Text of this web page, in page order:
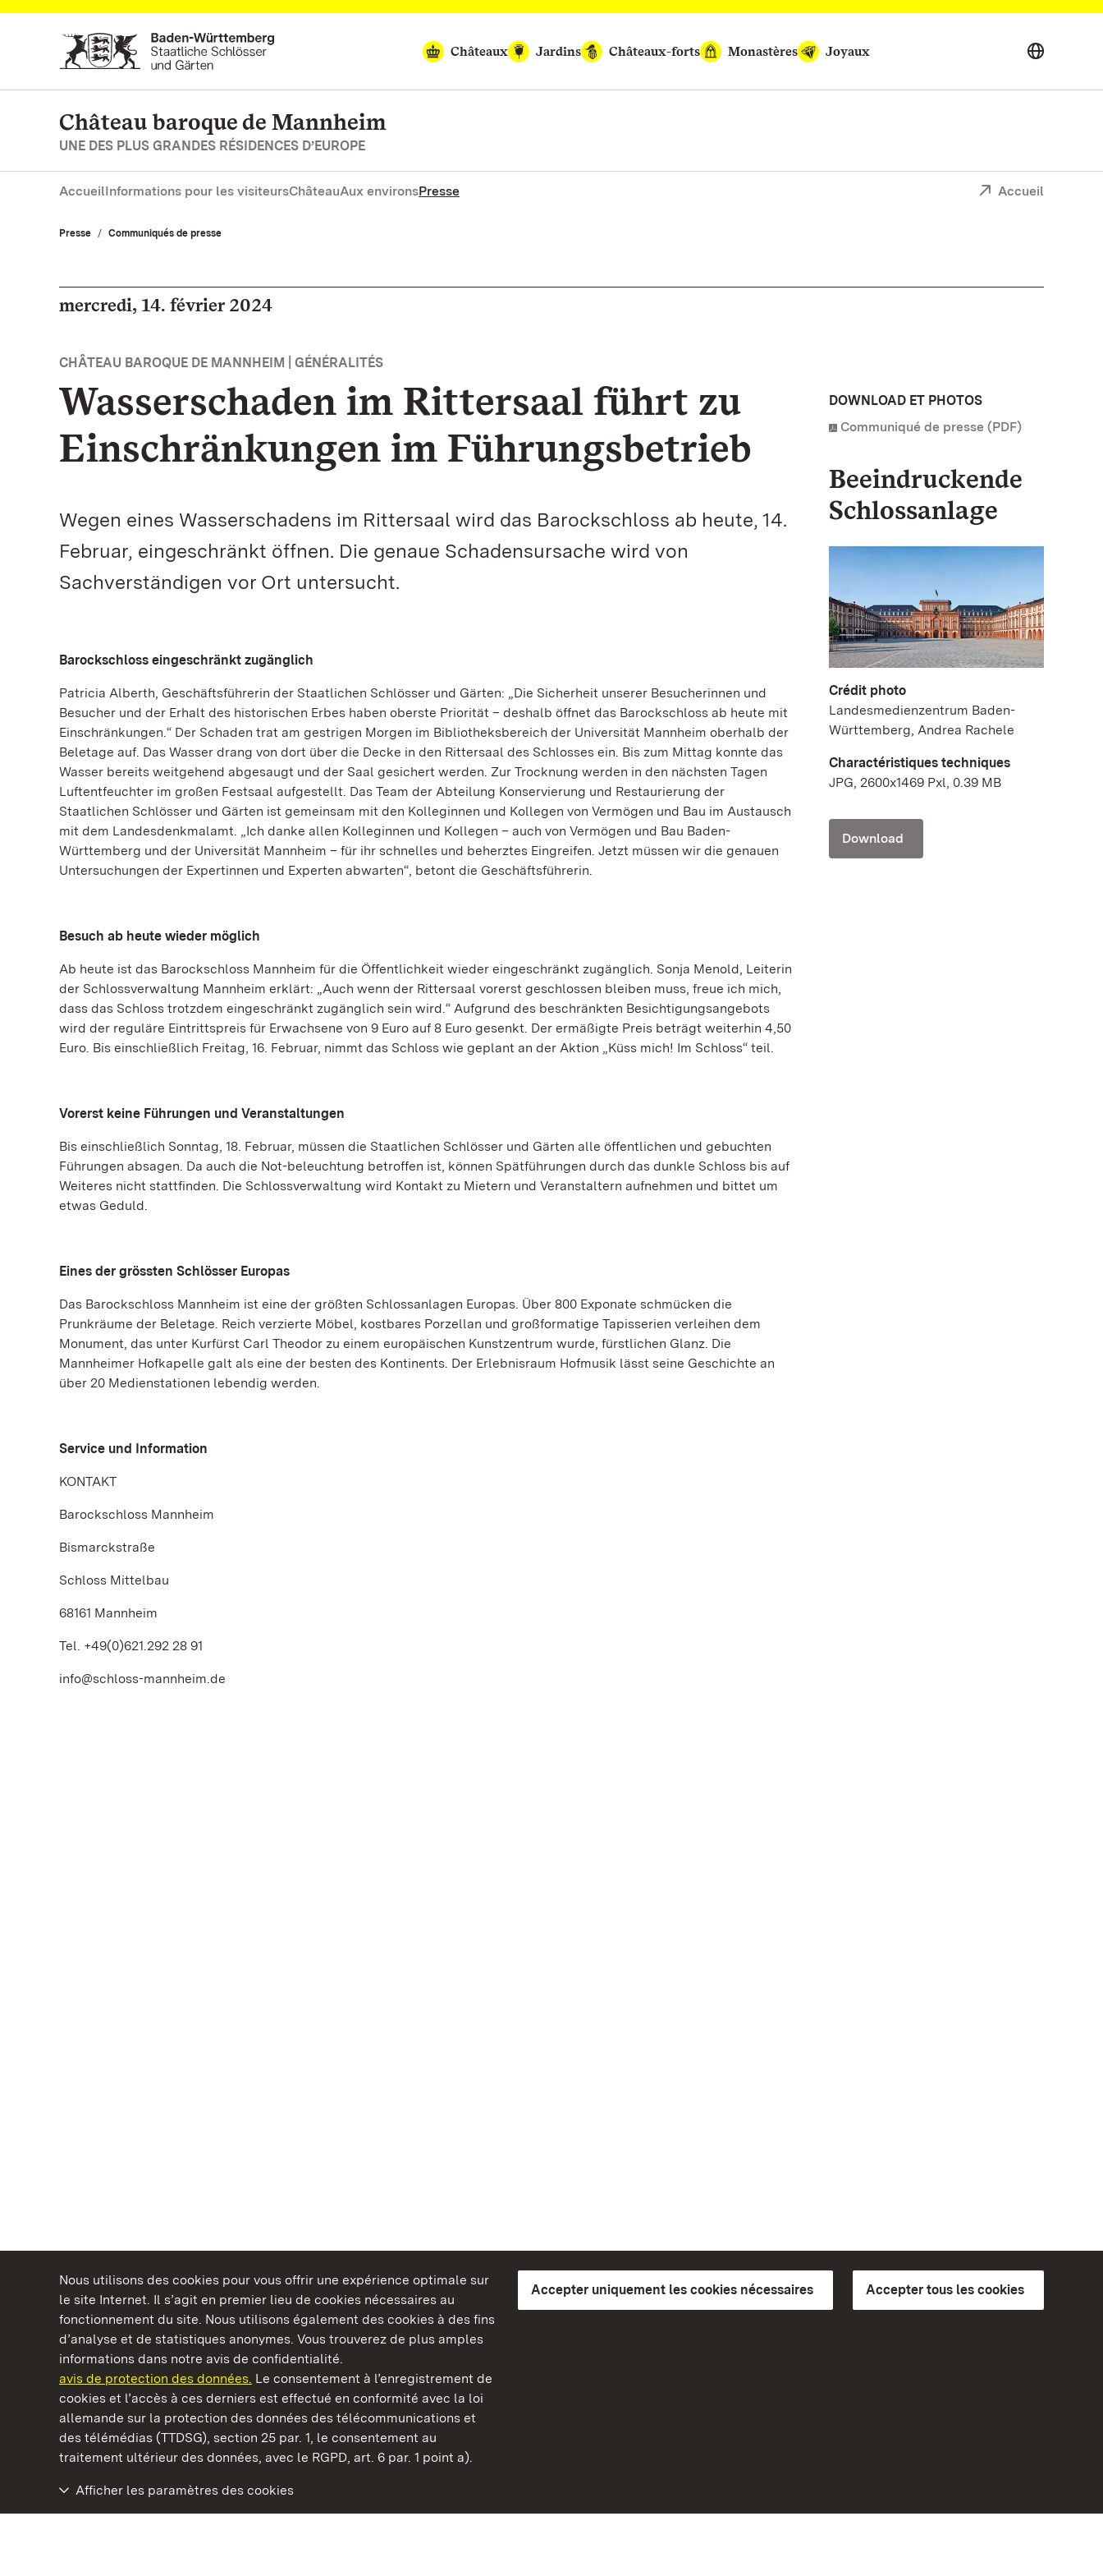
Nous utilisons des cookies pour vous offrir une expérience optimale sur
le site Internet. Il s’agit en premier lieu de cookies nécessaires au
fonctionnement du site. Nous utilisons également des cookies à des fins
d’analyse et de statistiques anonymes. Vous trouverez de plus amples
informations dans notre avis de confidentialité.
avis de protection des données. Le consentement à l’enregistrement de
cookies et l’accès à ces derniers est effectué en conformité avec la loi
allemande sur la protection des données des télécommunications et
des télémédias (TTDSG), section 25 par. 1, le consentement au
traitement ultérieur des données, avec le RGPD, art. 6 par. 1 point a).
Accepter uniquement les cookies nécessaires Accepter tous les cookies
Afficher les paramètres des cookies
Vers la page d’accueil
Châteaux
Jardins Châteaux-forts Monastères Joyaux
Château baroque de Mannheim
UNE DES PLUS GRANDES RÉSIDENCES D’EUROPE
AccueilInformations pour les visiteursChâteauAux environsPresse Accueil
Presse Communiqués de presse
mercredi, 14. février 2024
CHÂTEAU BAROQUE DE MANNHEIM | GÉNÉRALITÉS
Wasserschaden im Rittersaal führt zu
Einschränkungen im Führungsbetrieb
Wegen eines Wasserschadens im Rittersaal wird das Barockschloss ab heute, 14.
Februar, eingeschränkt öffnen. Die genaue Schadensursache wird von
Sachverständigen vor Ort untersucht.
Barockschloss eingeschränkt zugänglich
Patricia Alberth, Geschäftsführerin der Staatlichen Schlösser und Gärten: „Die Sicherheit unserer Besucherinnen und
Besucher und der Erhalt des historischen Erbes haben oberste Priorität – deshalb öffnet das Barockschloss ab heute mit
Einschränkungen.“ Der Schaden trat am gestrigen Morgen im Bibliotheksbereich der Universität Mannheim oberhalb der
Beletage auf. Das Wasser drang von dort über die Decke in den Rittersaal des Schlosses ein. Bis zum Mittag konnte das
Wasser bereits weitgehend abgesaugt und der Saal gesichert werden. Zur Trocknung werden in den nächsten Tagen
Luftentfeuchter im großen Festsaal aufgestellt. Das Team der Abteilung Konservierung und Restaurierung der
Staatlichen Schlösser und Gärten ist gemeinsam mit den Kolleginnen und Kollegen von Vermögen und Bau im Austausch
mit dem Landesdenkmalamt. „Ich danke allen Kolleginnen und Kollegen – auch von Vermögen und Bau Baden-
Württemberg und der Universität Mannheim – für ihr schnelles und beherztes Eingreifen. Jetzt müssen wir die genauen
Untersuchungen der Expertinnen und Experten abwarten“, betont die Geschäftsführerin.
Besuch ab heute wieder möglich
Ab heute ist das Barockschloss Mannheim für die Öffentlichkeit wieder eingeschränkt zugänglich. Sonja Menold, Leiterin
der Schlossverwaltung Mannheim erklärt: „Auch wenn der Rittersaal vorerst geschlossen bleiben muss, freue ich mich,
dass das Schloss trotzdem eingeschränkt zugänglich sein wird.“ Aufgrund des beschränkten Besichtigungsangebots
wird der reguläre Eintrittspreis für Erwachsene von 9 Euro auf 8 Euro gesenkt. Der ermäßigte Preis beträgt weiterhin 4,50
Euro. Bis einschließlich Freitag, 16. Februar, nimmt das Schloss wie geplant an der Aktion „Küss mich! Im Schloss“ teil.
Vorerst keine Führungen und Veranstaltungen
Bis einschließlich Sonntag, 18. Februar, müssen die Staatlichen Schlösser und Gärten alle öffentlichen und gebuchten
Führungen absagen. Da auch die Not-beleuchtung betroffen ist, können Spätführungen durch das dunkle Schloss bis auf
Weiteres nicht stattfinden. Die Schlossverwaltung wird Kontakt zu Mietern und Veranstaltern aufnehmen und bittet um
etwas Geduld.
Eines der grössten Schlösser Europas
Das Barockschloss Mannheim ist eine der größten Schlossanlagen Europas. Über 800 Exponate schmücken die
Prunkräume der Beletage. Reich verzierte Möbel, kostbares Porzellan und großformatige Tapisserien verleihen dem
Monument, das unter Kurfürst Carl Theodor zu einem europäischen Kunstzentrum wurde, fürstlichen Glanz. Die
Mannheimer Hofkapelle galt als eine der besten des Kontinents. Der Erlebnisraum Hofmusik lässt seine Geschichte an
über 20 Medienstationen lebendig werden.
Service und Information
KONTAKT
Barockschloss Mannheim
Bismarckstraße
Schloss Mittelbau
68161 Mannheim
Tel. +49(0)621.292 28 91
info@schloss-mannheim.de
DOWNLOAD ET PHOTOS
Communiqué de presse (PDF)
Beeindruckende
Schlossanlage
Crédit photo
Landesmedienzentrum Baden-
Württemberg, Andrea Rachele
Charactéristiques techniques
JPG, 2600x1469 Pxl, 0.39 MB
Download
Châteaux et jardins publics du Bade-Wurtemberg
Château baroque de Mannheim
Explications sur l’accessibilité